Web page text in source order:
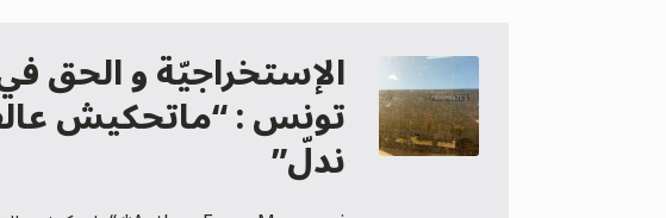
الإستخراجيّة و الحق
تونس : “ماتحكيش
ندلّ”